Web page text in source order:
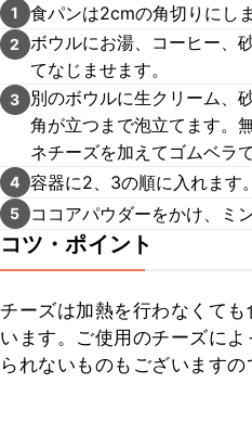
1 食パンは2cmの角切りにしま
2
ボウルにお湯、コーヒー、
てなじませます。
3
別のボウルに生クリーム、
角が立つまで泡立てます。
ネチーズを加えてゴムベラ
4 容器に2、3の順に入れます。
5 ココアパウダーをかけ、ミ
コツ・ポイント
チーズは加熱を行わなくて
います。ご使用のチーズに
られないものもございますの